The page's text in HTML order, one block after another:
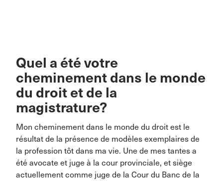
Quel a été votre
cheminement dans le monde
du droit et de la
magistrature?
Mon cheminement dans le monde du droit est le
résultat de la présence de modèles exemplaires de
la profession tôt dans ma vie. Une de mes tantes a
été avocate et juge à la cour provinciale, et siège
actuellement comme juge de la Cour du Banc de la